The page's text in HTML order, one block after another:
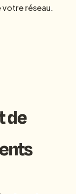
réseau.
de